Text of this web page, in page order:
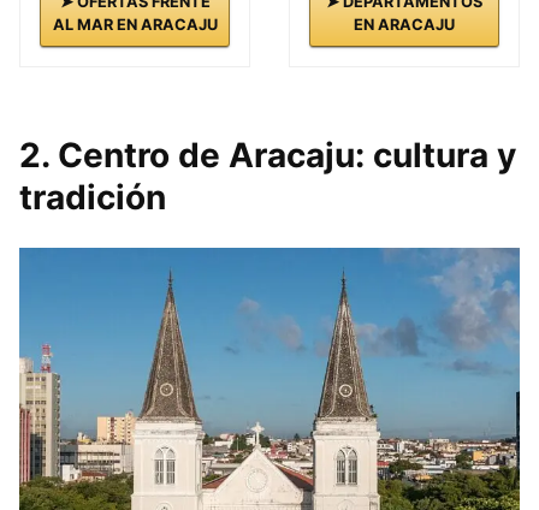
AL MAR EN ARACAJU
EN ARACAJU
2. Centro de Aracaju: cultura y
tradición